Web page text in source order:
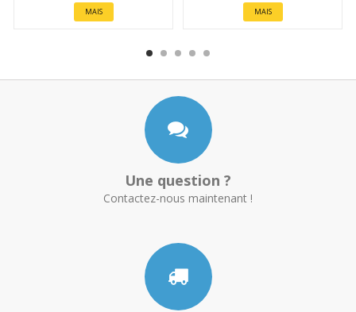
MAIS MAIS
Une question ?
Contactez-nous maintenant !